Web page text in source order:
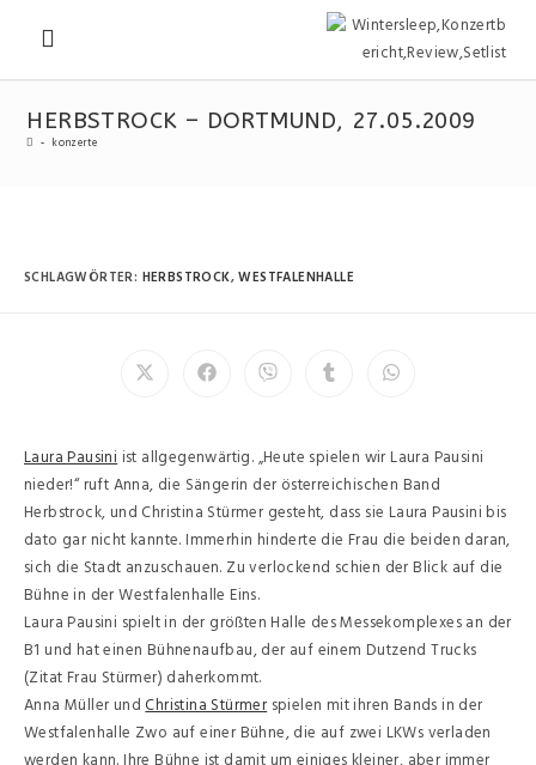
HERBSTROCK – DORTMUND, 27.05.2009
- konzerte
SCHLAGWÖRTER: HERBSTROCK,WESTFALENHALLE
Laura Pausiniist allgegenwärtig. „Heute spielen wir Laura Pausini
nieder!“ ruft Anna, die Sängerin der österreichischen Band
Herbstrock, und Christina Stürmer gesteht, dass sie Laura Pausini bis
dato gar nicht kannte. Immerhin hinderte die Frau die beiden daran,
sich die Stadt anzuschauen. Zu verlockend schien der Blick auf die
Bühne in der Westfalenhalle Eins.
Laura Pausini spielt in der größten Halle des Messekomplexes an der
B1 und hat einen Bühnenaufbau, der auf einem Dutzend Trucks
(Zitat Frau Stürmer) daherkommt.
Anna Müller undChristina Stürmerspielen mit ihren Bands in der
Westfalenhalle Zwo auf einer Bühne, die auf zwei LKWs verladen